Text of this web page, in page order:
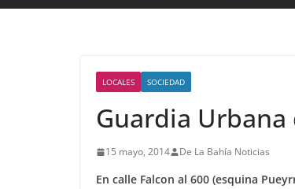
LOCALES SOCIEDAD
Guardia
15 mayo, 2014 De La Bahía Noticias
En calle Falcon al 600 (esquina